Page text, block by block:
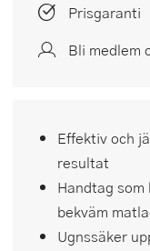
Prisgaranti
Bli medlem
Effektiv och
resultat
Handtag
bekväm
Ugnssäker